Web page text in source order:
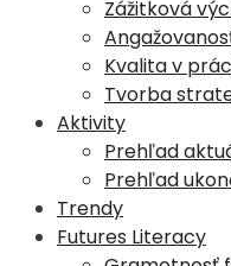
Zážitková
Kvalita v
Tvorba
Aktivity
Prehľad
Prehľad
Trendy
Futures Literacy